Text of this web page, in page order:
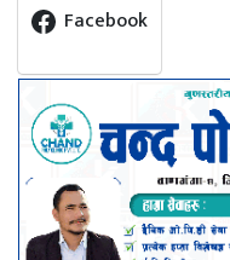
Facebook